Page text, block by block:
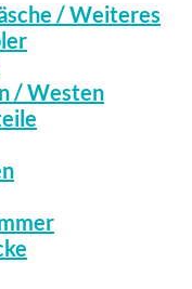
/ Weiteres
/ Westen